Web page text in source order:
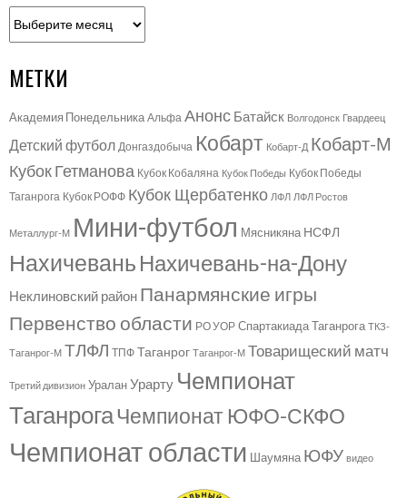
МЕТКИ
Академия Понедельника Альфа Анонс Батайск Волгодонск Гвардеец
Детский футбол Донгаздобыча Кобарт Кобарт-Д Кобарт-М
Кубок Гетманова Кубок Кобаляна Кубок Победы Кубок Победы
Таганрога Кубок РОФФ Кубок Щербатенко ЛФЛ ЛФЛ Ростов
Металлург-М Мини-футбол Мясникяна НСФЛ
Нахичевань Нахичевань-на-Дону
Неклиновский район Панармянские игры
Первенство области РО УОР Спартакиада Таганрога ТКЗ-
Таганрог-М ТЛФЛ ТПФ Таганрог Таганрог-М Товарищеский матч
Третий дивизион УраланУрарту Чемпионат
ТаганрогаЧемпионат ЮФО-СКФО
Чемпионат области Шаумяна ЮФУ видео